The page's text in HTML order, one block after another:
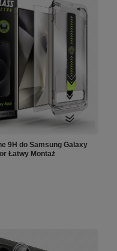
9H do Samsung Galaxy
Łatwy Montaż